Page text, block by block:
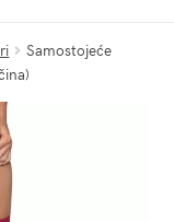
Samostojeće